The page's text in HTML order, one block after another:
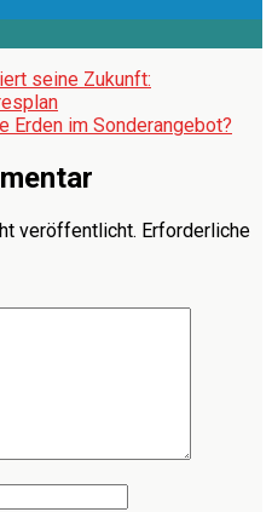
seine Zukunft:
Erden im Sonderangebot?
veröffentlicht. Erforderliche